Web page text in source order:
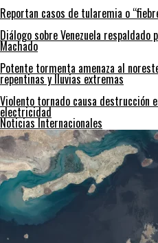
Reportan casos de tularemia o
Diálogo sobre Venezuela respaldado
Machado
Potente tormenta amenaza al
repentinas y lluvias extremas
Violento tornado causa destrucción
electricidad
Noticias Internacionales